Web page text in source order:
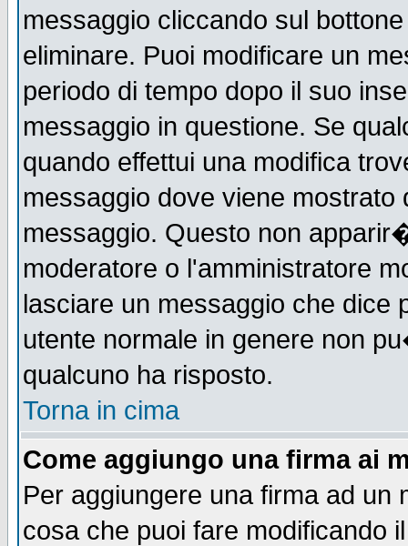
messaggio cliccando sul
eliminare. Puoi modificare un
periodo di tempo dopo il suo
messaggio in questione. Se
quando effettui una modifica
messaggio dove viene mostrato
messaggio. Questo non
moderatore o l'amministratore
lasciare un messaggio che
utente normale in genere non
qualcuno ha risposto.
Torna in cima
Come aggiungo una firma ai
Per aggiungere una firma ad un
cosa che puoi fare modificando